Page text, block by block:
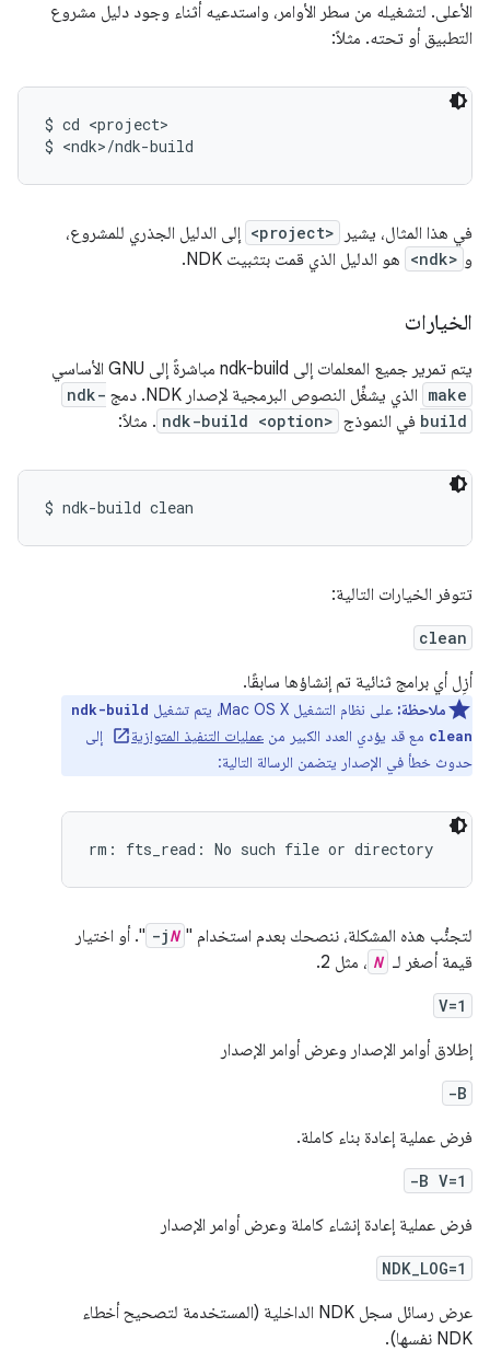
الأعلى. لتشغيله من سطر الأوامر، واستدعيه أثناء وجود دليل مشروع
التطبيق أو تحته. مثلاً:
$ cd <project>
في هذا المثال، يشير <project> إلى الدليل الجذري للمشروع،
و <ndk> هو الدليل الذي قمت بتثبيت NDK.
الخيارات
يتم تمرير جميع المعلمات إلى ndk-build مباشرةً إلى GNU الأساسي
make الذي يشغِّل النصوص البرمجية لإصدار NDK. دمج
ndk-
build في النموذج ndk-build <option> . مثلاً:
تتوفر الخيارات التالية:
clean
أزِل أي برامج ثنائية تم إنشاؤها سابقًا.
ملاحظة: على نظام التشغيل Mac OS X، يتم تشغيل
ndk-build
clean مع قد يؤدي العدد الكبير من عمليات التنفيذ المتوازية
إلى
حدوث خطأ في الإصدار يتضمن الرسالة التالية:
لتجنُّب هذه المشكلة، ننصحك بعدم استخدام " -jN
". أو اختيار
قيمة أصغر لـ N ، مثل 2.
V=1
إطلاق أوامر الإصدار وعرض أوامر الإصدار
-B
فرض عملية إعادة بناء كاملة.
-B V=1
فرض عملية إعادة إنشاء كاملة وعرض أوامر الإصدار
NDK_LOG=1
عرض رسائل سجل NDK الداخلية (المستخدمة لتصحيح أخطاء
NDK نفسها).